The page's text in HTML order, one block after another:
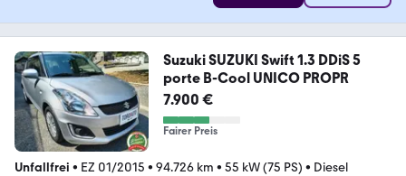
Suzuki SUZUKI Swift 1.3 DDiS 5
porte B-Cool UNICO PROPR
7.900 €
Fairer Preis
Unfallfrei • EZ 01/2015 • 94.726 km • 55 kW (75 PS) • Diesel